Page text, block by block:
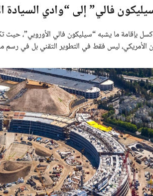
فالي” إلى “وادي السيادة
بإقامة ما يشبه “سيليكون فالي الأوروبي”، حيث
الأمريكي، ليس فقط في التطوير التقني بل في رسم